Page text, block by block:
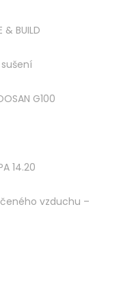
BUILD
G100
14.20
vzduchu –